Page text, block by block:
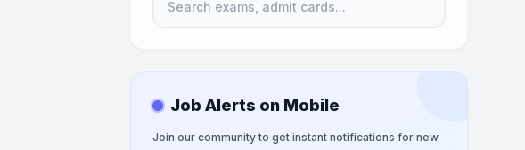
Job Alerts on Mobile
Join our community to get instant notifications for new